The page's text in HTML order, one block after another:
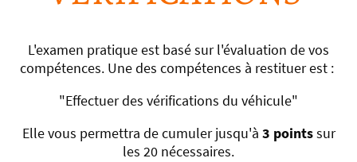
L'examen pratique est basé sur l'évaluation de vos
compétences. Une des compétences à restituer est :
"Effectuer des vérifications du véhicule"
Elle vous permettra de cumuler jusqu'à 3 pointssur
les 20 nécessaires.